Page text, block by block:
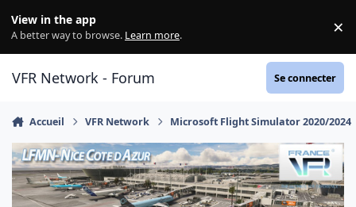
View in the app
A better way to browse. Learn more. ×
VFR Network - Forum Se connecter
Accueil VFR Network Microsoft Flight Simulator 2020/2024